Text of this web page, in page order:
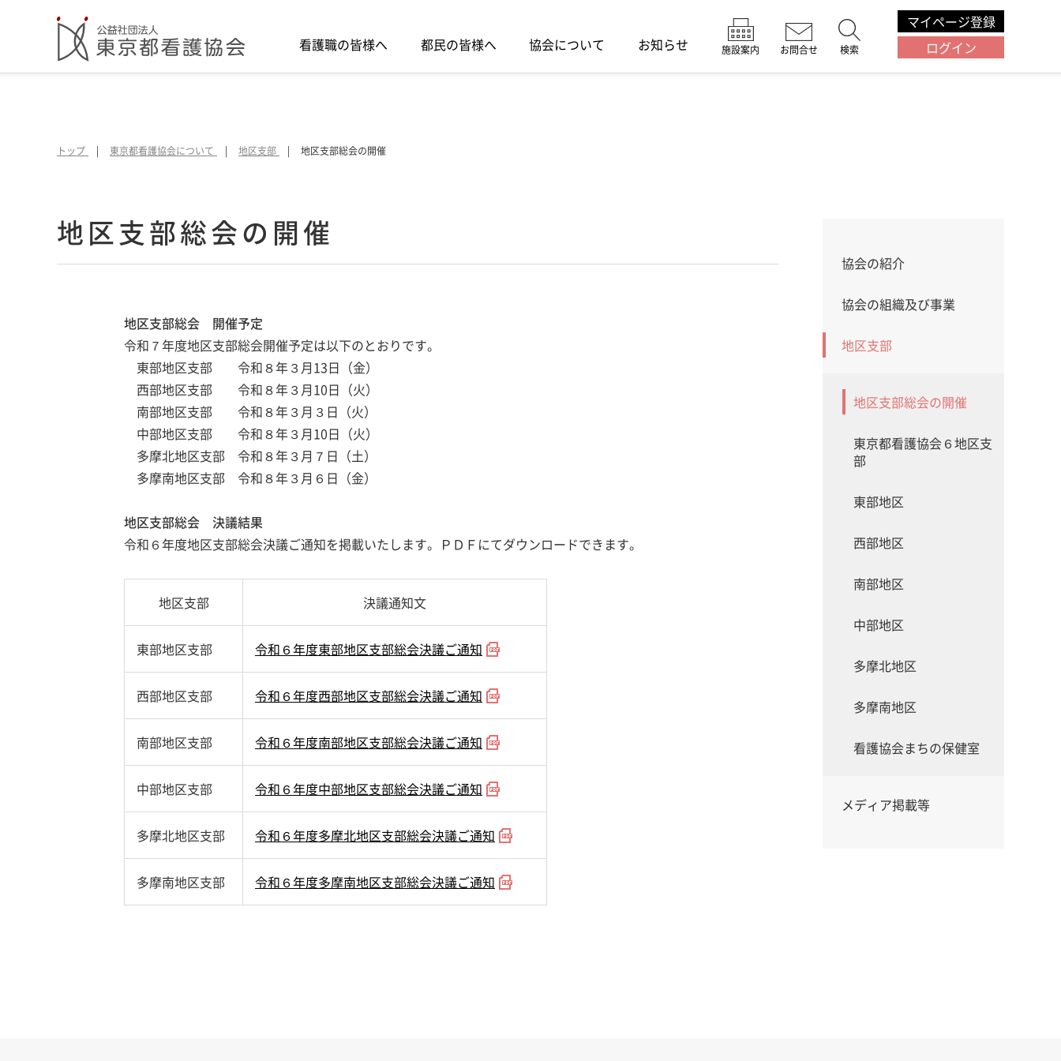
看護職の皆様へ 都民の皆様へ 協会について お知らせ 施設案内 お問合せ 検索
マイページ登録
ログイン
トップ 東京都看護協会について 地区支部 地区支部総会の開催
地区支部総会の開催
地区支部総会 開催予定
令和７年度地区支部総会開催予定は以下のとおりです。
東部地区支部 令和８年３月13日（金）
西部地区支部 令和８年３月10日（火）
南部地区支部 令和８年３月３日（火）
中部地区支部 令和８年３月10日（火）
多摩北地区支部 令和８年３月７日（土）
多摩南地区支部 令和８年３月６日（金）
地区支部総会 決議結果
令和６年度地区支部総会決議ご通知を掲載いたします。ＰＤＦにてダウンロードできます。
地区支部 決議通知文
東部地区支部 令和６年度東部地区支部総会決議ご通知
西部地区支部 令和６年度西部地区支部総会決議ご通知
南部地区支部 令和６年度南部地区支部総会決議ご通知
中部地区支部 令和６年度中部地区支部総会決議ご通知
多摩北地区支部 令和６年度多摩北地区支部総会決議ご通知
多摩南地区支部 令和６年度多摩南地区支部総会決議ご通知
協会の紹介
協会の組織及び事業
地区支部
地区支部総会の開催
東京都看護協会６地区支
部
東部地区
西部地区
南部地区
中部地区
多摩北地区
多摩南地区
看護協会まちの保健室
メディア掲載等